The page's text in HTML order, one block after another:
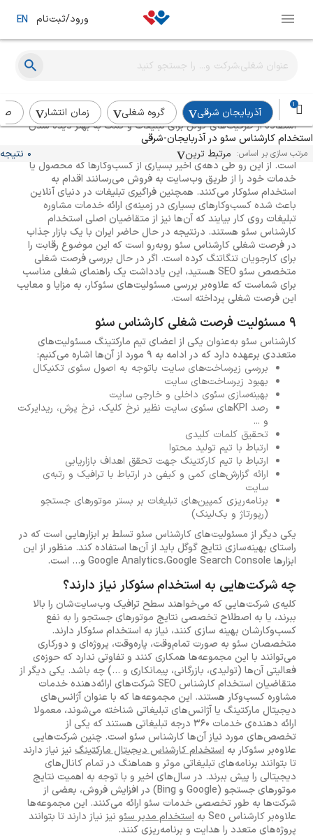
ورود/ثبت‌نام EN
1
آذربایجان شرقی گروه شغلی زمان انتشار
استخدام کارشناس سئو در آذربایجان-شرقی
مرتب سازی بر اساس: مرتبط ترین 0 نتیجه
راهنمای استخدام سئو کار (کارشناس سئو)
استفاده از ظرفیت‌های گوگل برای تبلیغات و کمک به بهتر دیده شدن
کسب‌وکارها، منجربه شکل‌گیری یک فرصت شغلی جدید به نام
است. از این رو طی دهه‌ی اخیر بسیاری از کسب‌وکارها که محصول یا
خدمات خود را از طریق وب‌سایت به فروش می‌رسانند اقدام به
استخدام سئوکار می‌کنند. همچنین فراگیری تبلیغات در دنیای آنلاین
باعث شده کسب‌وکارهای بسیاری در زمینه‌ی ارائه خدمات مشاوره
تبلیغات روی کار بیایند که آن‌ها نیز از متقاضیان اصلی استخدام
کارشناس سئو هستند. درنتیجه در حال حاضر ایران با یک بازار جذاب
در فرصت شغلی کارشناس سئو روبه‌رو است که این موضوع رقابت را
برای کارجویان تنگاتنگ کرده است. اگر در حال بررسی فرصت شغلی
متخصص سئو SEO هستید، این یادداشت یک راهنمای شغلی مناسب
برای شماست که علاوه‌بر بررسی مسئولیت‌های سئوکار، به مزایا و معایب
این فرصت شغلی پرداخته است.
9 مسئولیت فرصت شغلی کارشناس سئو
کارشناس سئو به‌عنوان یکی از اعضای تیم مارکتینگ مسئولیت‌های
متعددی برعهده دارد که در ادامه به 9 مورد از آن‌ها اشاره می‌کنیم:
بررسی زیرساخت‌های سایت باتوجه به اصول سئوی تکنیکال
بهبود زیرساخت‌های سایت
بهینه‌سازی سئوی داخلی و خارجی سایت
رصد KPIهای سئوی سایت نظیر نرخ کلیک، نرخ پرش، ریدایرکت
و ...
تحقیق کلمات کلیدی
ارتباط با تیم تولید محتوا
ارتباط با تیم کارکتینگ جهت تحقق اهداف بازاریابی
ارائه گزارش‌های کمی و کیفی در ارتباط با ترافیک و رتبه‌ی
سایت
برنامه‌ریزی کمپین‌های تبلیغات بر بستر موتورهای جستجو
(رپورتاژ و بک‌لینک)
یکی دیگر از مسئولیت‌های کارشناس سئو تسلط بر ابزارهایی است که در
راستای بهینه‌سازی نتایج گوگل باید از آن‌ها استفاده کند. منظور از این
ابزارها Google Analytics،Google Search Console و... است.
چه شرکت‌هایی به استخدام سئوکار نیاز دارند؟
کلیه‌ی شرکت‌هایی که می‌خواهند سطح ترافیک وب‌سایت‌شان را بالا
ببرند، یا به اصطلاح تخصصی نتایج موتورهای جستجو را به نفع
کسب‌وکارشان بهینه سازی کنند، نیاز به استخدام سئوکار دارند.
متخصصان سئو به صورت تمام‌وقت، پاره‌وقت، پروژه‌ای و دورکاری
می‌توانند با این مجموعه‌ها همکاری کنند و تفاوتی ندارد که حوزه‌ی
فعالیتی آن‌ها (تولیدی، بازرگانی، پیمانکاری و ...) چه باشد. یکی دیگر از
متقاضیان استخدام کارشناس SEO شرکت‌های ارائه‌دهنده خدمات
مشاوره کسب‌وکار هستند. این مجموعه‌ها که با عنوان آژانس‌های
دیجیتال مارکتینگ یا آژانس‌های تبلیغاتی شناخته می‌شوند، معمولا
ارائه دهنده‌ی خدمات 360 درجه تبلیغاتی هستند که یکی از
تخصص‌های مورد نیاز آن‌ها کارشناس سئو است. چنین شرکت‌هایی
علاوه‌بر سئوکار به استخدام کارشناس دیجیتال مارکتینگ نیز نیاز دارند
تا بتوانند برنامه‌های تبلیغاتی موثر و هماهنگ در تمام کانال‌های
دیجیتالی را پیش ببرند. در سال‌های اخیر و با توجه به اهمیت نتایج
موتورهای جستجو (Google و Bing) در افزایش فروش، بعضی از
شرکت‌ها به طور تخصصی خدمات سئو ارائه می‌کنند. این مجموعه‌ها
علاوه‌بر کارشناس Seo به
استخدام مدیر سئو نیز نیاز دارند تا بتوانند
پروژه‌های متعدد را هدایت و برنامه‌ریزی کنند.